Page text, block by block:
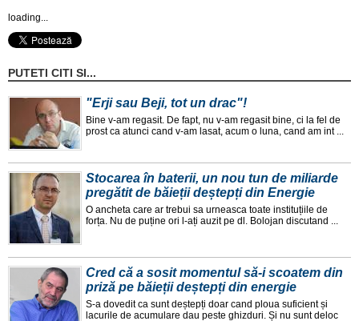
loading...
PUTETI CITI SI...
"Erji sau Beji, tot un drac"!
Bine v-am regasit. De fapt, nu v-am regasit bine, ci la fel de
prost ca atunci cand v-am lasat, acum o luna, cand am int ...
Stocarea în baterii, un nou tun de miliarde
pregătit de băieții deștepți din Energie
O ancheta care ar trebui sa urneasca toate instituțiile de
forța. Nu de puține ori l-ați auzit pe dl. Bolojan discutand ...
Cred că a sosit momentul să-i scoatem din
priză pe băieții deștepți din energie
S-a dovedit ca sunt deștepți doar cand ploua suficient și
lacurile de acumulare dau peste ghizduri. Și nu sunt deloc